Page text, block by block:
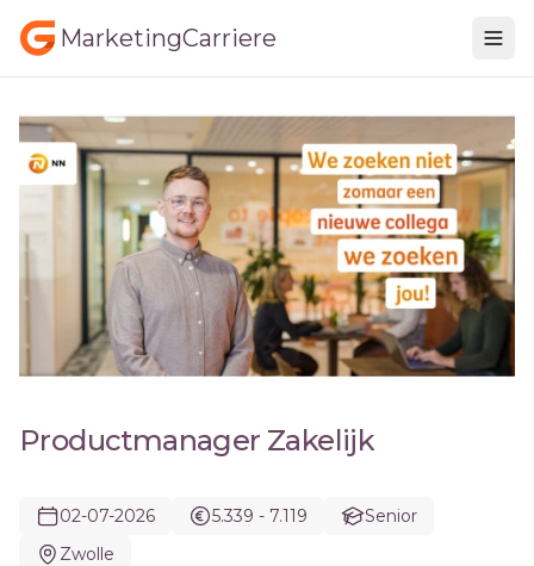
MarketingCarriere
Productmanager Zakelijk
02-07-2026 5.339 - 7.119
Senior
Zwolle